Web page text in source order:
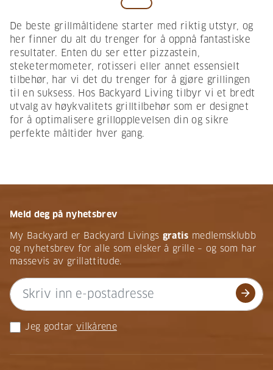
De beste grillmåltidene starter med riktig utstyr, og
her finner du alt du trenger for å oppnå fantastiske
resultater. Enten du ser etter pizzastein,
steketermometer, rotisseri eller annet essensielt
tilbehør, har vi det du trenger for å gjøre grillingen
til en suksess. Hos Backyard Living tilbyr vi et bredt
utvalg av høykvalitets grilltilbehør som er designet
for å optimalisere grillopplevelsen din og sikre
perfekte måltider hver gang.
Meld deg på nyhetsbrev
My Backyard er Backyard Livings gratis medlemsklubb
og nyhetsbrev for alle som elsker å grille – og som har
massevis av grillattitude.
arrow_forward
Jeg godtar vilkårene